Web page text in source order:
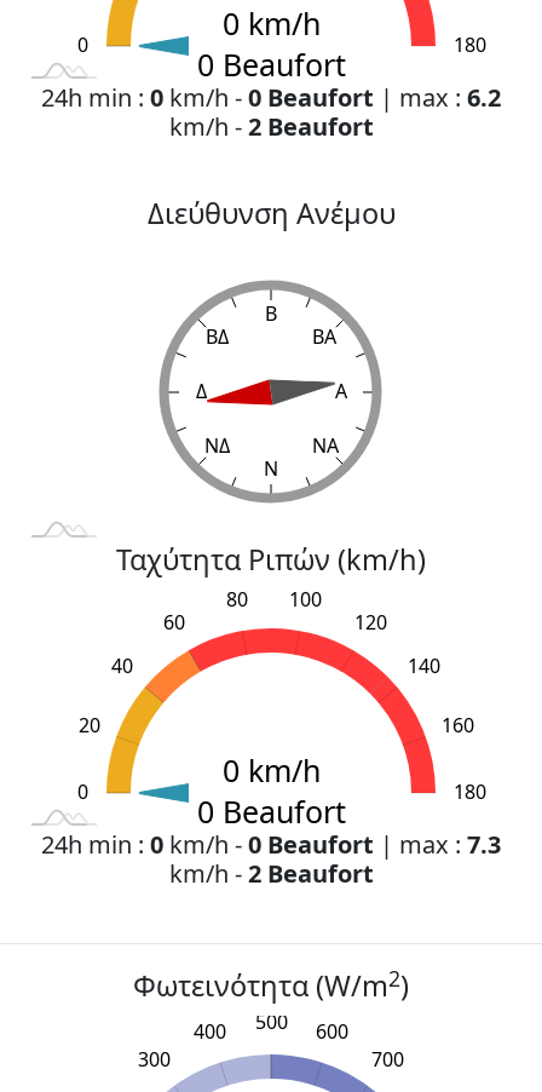
L
0 180
0 km/h
0 Beaufort
24h min : 0 km/h -0 Beaufort | max : 6.2
km/h -2 Beaufort
Διεύθυνση Ανέμου
L
Β
ΒΑ
Α
ΝΑ
Ν
ΝΔ
Δ
ΒΔ
Ταχύτητα Ριπών (km/h)
L
0
20
40
60
80
100
120
140
160
180
0 km/h
0 Beaufort
24h min : 0 km/h -0 Beaufort | max : 7.3
km/h -2 Beaufort
Φωτεινότητα (W/m2)
300
400 500
600
700